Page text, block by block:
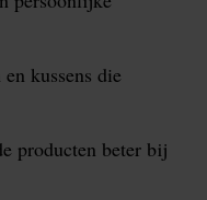
kussens die
producten beter bij